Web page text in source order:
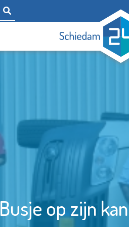
Busje op zijn